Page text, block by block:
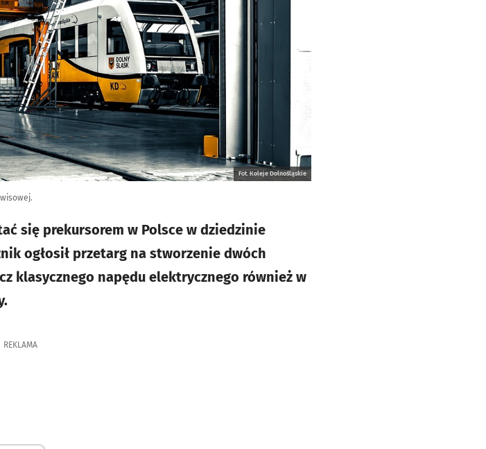
Fot. Koleje Dolnośląskie
się prekursorem w Polsce w dziedzinie
ogłosił przetarg na stworzenie dwóch
klasycznego napędu elektrycznego również w
REKLAMA